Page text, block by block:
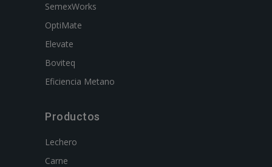
SemexWorks
OptiMate
Elevate
Boviteq
Eficiencia Metano
Productos
Lechero
Carne